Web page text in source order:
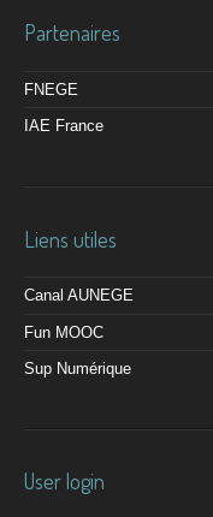
Partenaires
FNEGE
IAE France
Liens utiles
Canal AUNEGE
Fun MOOC
Sup Numérique
User login